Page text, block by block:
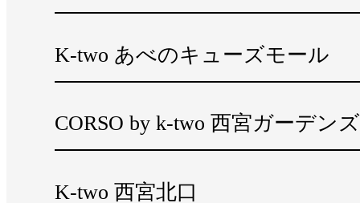
K-two あべのキューズモール
CORSO by k-two 西宮ガーデンズ
K-two 西宮北口